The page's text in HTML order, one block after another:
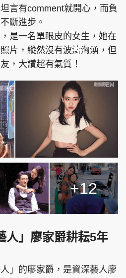
言有comment就開心，而負
斷進步。
是一名單眼皮的女生，她在
片，縱然沒有波濤洶湧，但
，大讚超有氣質！
+12
人」廖家爵耕耘5年
」的廖家爵，是資深藝人廖